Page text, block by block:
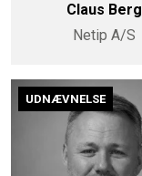
Claus Berg
Netip A/S
UDNÆVNELSE